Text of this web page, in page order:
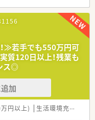
歩10分ほどの、非常にア
います。
しており、1日あたりの平
とパート薬剤師4名に加え
であり、特に8月から勤務
め、普通自動車の運転がで
≫若手でも550万円可
質120日以上！残業も
ス◎
加
円以上) 生活環境充実